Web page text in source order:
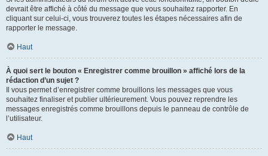
devrait être affiché à côté du message que vous souhaitez rapporter. En
cliquant sur celui-ci, vous trouverez toutes les étapes nécessaires afin de
rapporter le message.
Haut
À quoi sert le bouton « Enregistrer comme brouillon » affiché lors de la
rédaction d’un sujet ?
Il vous permet d’enregistrer comme brouillons les messages que vous
souhaitez finaliser et publier ultérieurement. Vous pouvez reprendre les
messages enregistrés comme brouillons depuis le panneau de contrôle de
l’utilisateur.
Haut